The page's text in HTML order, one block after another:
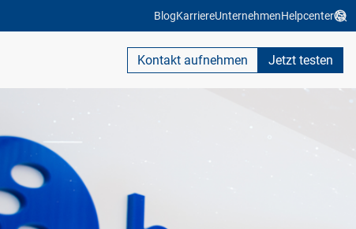
BlogKarriereUnternehmenHelpcenter
Kontakt aufnehmen Jetzt testen